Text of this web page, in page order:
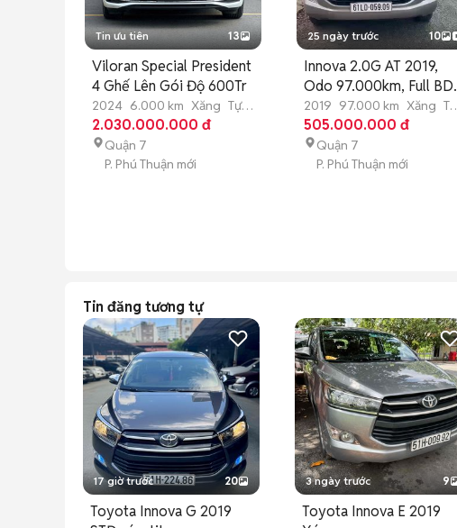
Tin ưu tiên 13
Viloran Special President
4 Ghế Lên Gói Độ 600Tr
2024 6.000 km Xăng Tự
động
2.030.000.000 đ
Quận 7
P. Phú Thuận mới
25 ngày trước 10
Innova 2.0G AT 2019,
Odo 97.000km, Full BD
hãng
2019 97.000 km Xăng Tự
động
505.000.000 đ
Quận 7
P. Phú Thuận mới
Tin đăng tương tự
17 giờ trước 20
Toyota Innova G 2019
3 ngày trước 9
Toyota Innova E 2019